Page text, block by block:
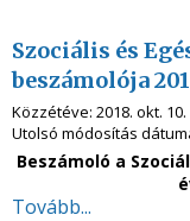
Szociális és
beszámolója
Közzétéve: 2018. okt. 10.
Utolsó módosítás
Beszámoló a
Tovább...